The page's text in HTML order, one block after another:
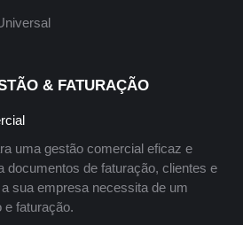
& FATURAÇÃO
uma gestão comercial eficaz e
documentos de faturação, clientes e
sua empresa necessita de um
e faturação.